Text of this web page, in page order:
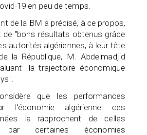
19 en peu de temps.
de la BM a précisé, à ce propos,
de "bons résultats obtenus grâce
autorités algériennes, à leur tête
la République, M. Abdelmadjid
"la trajectoire économique
que les performances
l'économie algérienne ces
la rapprochent de celles
par certaines économies